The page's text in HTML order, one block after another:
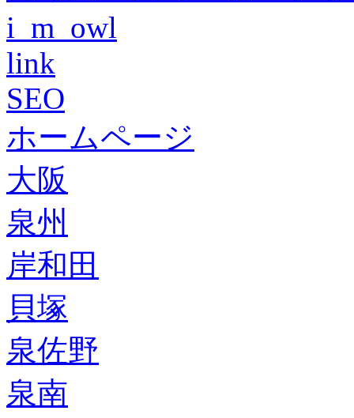
i_m_owl
link
SEO
ホームページ
大阪
泉州
岸和田
貝塚
泉佐野
泉南